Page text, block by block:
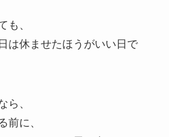
も、
は休ませたほうがいい日で
ら、
前に、